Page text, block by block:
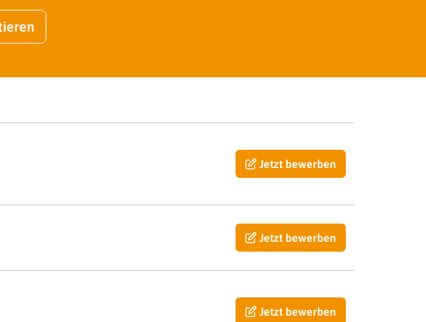
Jetzt bewerben
Jetzt bewerben
Jetzt bewerben